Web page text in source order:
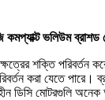
ভলিউম ব্রাশড
শক্তি পরিবর্তন
করা যেতে
ডিসি মোটরগুলি